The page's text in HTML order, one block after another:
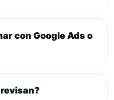
con Google Ads o